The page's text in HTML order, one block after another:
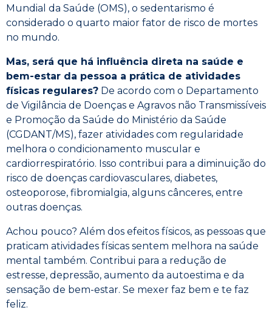
Mundial da Saúde (OMS), o sedentarismo é
considerado o quarto maior fator de risco de mortes
no mundo.
Mas, será que há influência direta na saúde e
bem-estar da pessoa a prática de atividades
físicas regulares? De acordo com o Departamento
de Vigilância de Doenças e Agravos não Transmissíveis
e Promoção da Saúde do Ministério da Saúde
(CGDANT/MS), fazer atividades com regularidade
melhora o condicionamento muscular e
cardiorrespiratório. Isso contribui para a diminuição do
risco de doenças cardiovasculares, diabetes,
osteoporose, fibromialgia, alguns cânceres, entre
outras doenças.
Achou pouco? Além dos efeitos físicos, as pessoas que
praticam atividades físicas sentem melhora na saúde
mental também. Contribui para a redução de
estresse, depressão, aumento da autoestima e da
sensação de bem-estar. Se mexer faz bem e te faz
feliz.